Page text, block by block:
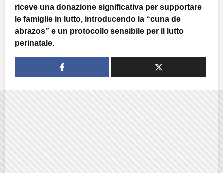
riceve una donazione significativa per supportare
le famiglie in lutto, introducendo la “cuna de
abrazos” e un protocollo sensibile per il lutto
perinatale.